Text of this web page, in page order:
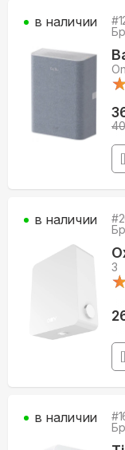
#
в наличии
#
3
в наличии
#
в наличии